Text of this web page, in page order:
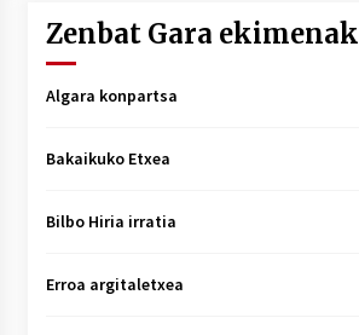
Zenbat Gara ekimenak
Algara konpartsa
Bakaikuko Etxea
Bilbo Hiria irratia
Erroa argitaletxea